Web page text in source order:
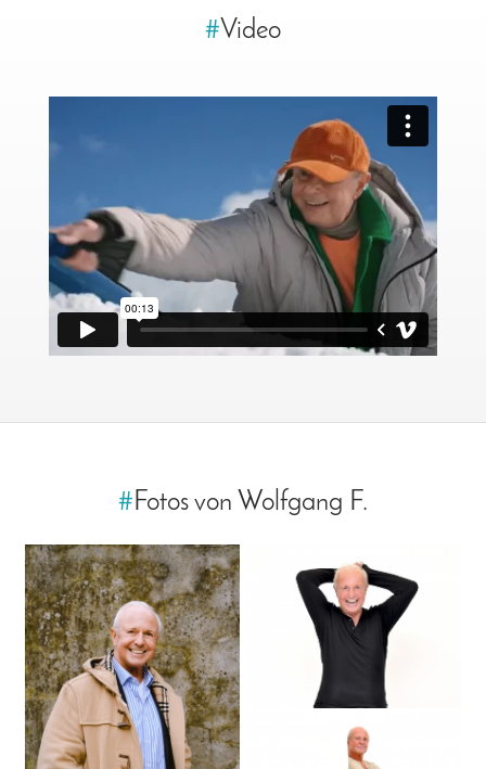
#Video
# Fotos von Wolfgang F.